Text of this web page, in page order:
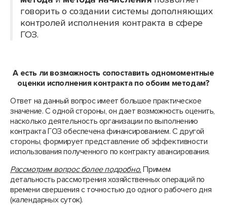
говорить о создании системы дополняющих
контролей исполнения контракта в сфере
ГОЗ.
А есть ли возможность сопоставить одномоментные
оценки исполнения контракта по обоим методам?
Ответ на данный вопрос имеет большое практическое
значение. С одной стороны, он дает возможность оценить,
насколько деятельность организации по выполнению
контракта ГОЗ обеспечена финансированием. С другой
стороны, формирует представление об эффективности
использования полученного по контракту авансирования.
Рассмотрим вопрос более подробно. Примем
детальность рассмотрения хозяйственных операций по
времени свершения с точностью до одного рабочего дня
(календарных суток).